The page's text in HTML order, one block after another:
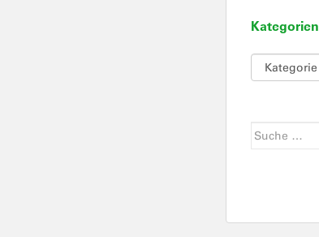
Kategorien
Kategorien
Suche